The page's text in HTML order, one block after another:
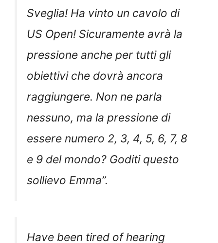
Sveglia! Ha vinto un cavolo di
US Open! Sicuramente avrà la
pressione anche per tutti gli
obiettivi che dovrà ancora
raggiungere. Non ne parla
nessuno, ma la pressione di
essere numero 2, 3, 4, 5, 6, 7, 8
e 9 del mondo? Goditi questo
sollievo Emma”.
Have been tired of hearing